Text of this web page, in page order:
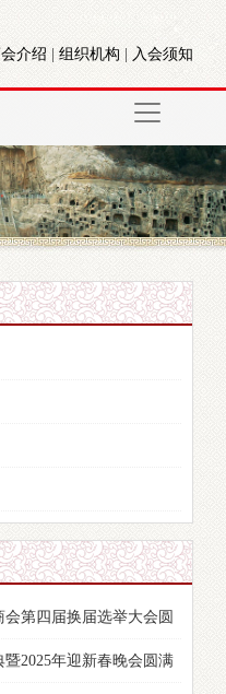
介绍 组织机构 入会须知
第四届换届选举大会圆
2025年迎新春晚会圆满